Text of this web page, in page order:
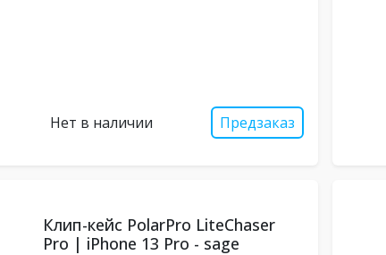
Нет в наличии Предзаказ
Клип-кейс PolarPro LiteChaser
Pro | iPhone 13 Pro - sage